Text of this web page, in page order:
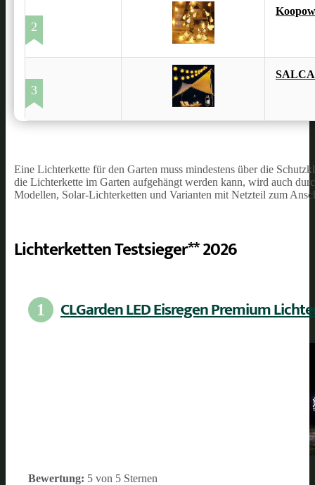
2
3
Eine Lichterkette für den Garten muss mindestens über die
die Lichterkette im Garten aufgehängt werden kann, wird auch
Modellen, Solar-Lichterketten und Varianten mit Netzteil zum
Lichterketten Testsieger** 2026
1 CLGarden LED Eisregen Premium
Bewertung: 5 von 5 Sternen